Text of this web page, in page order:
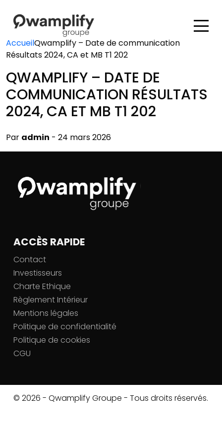
AccueilQwamplify – Date de communication
Résultats 2024, CA et MB T1 202
QWAMPLIFY – DATE DE
COMMUNICATION RÉSULTATS
2024, CA ET MB T1 202
Par admin - 24 mars 2026
ACCÈS RAPIDE
Contact
Investisseurs
Charte Ethique
Règlement Intérieur
Mentions légales
Politique de confidentialité
Politique de cookies
CGU
© 2026 - Qwamplify Groupe - Tous droits réservés.